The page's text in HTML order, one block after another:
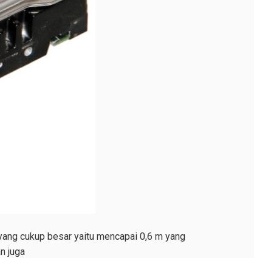
cukup besar yaitu mencapai 0,6 m yang
juga